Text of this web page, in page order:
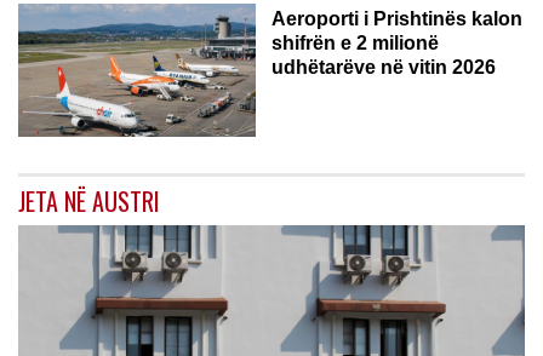
Aeroporti i Prishtinës kalon
shifrën e 2 milionë
udhëtarëve në vitin 2026
JETA NË AUSTRI